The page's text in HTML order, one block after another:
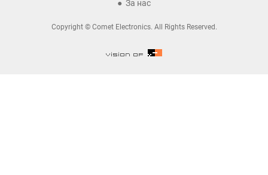
За нас
Copyright © Comet Electronics. All Rights Reserved.